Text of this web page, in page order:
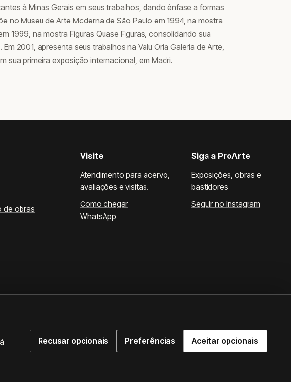
à Minas Gerais em seus trabalhos, dando ênfase a formas
no Museu de Arte Moderna de São Paulo em 1994, na mostra
1999, na mostra Figuras Quase Figuras, consolidando sua
2001, apresenta seus trabalhos na Valu Oria Galeria de Arte,
sua primeira exposição internacional, em Madri.
de obras
Visite
Atendimento para acervo,
avaliações e visitas.
Como chegar
WhatsApp
Siga a ProArte
Exposições, obras e
bastidores.
Seguir no Instagram
Recusar opcionais Preferências Aceitar opcionais